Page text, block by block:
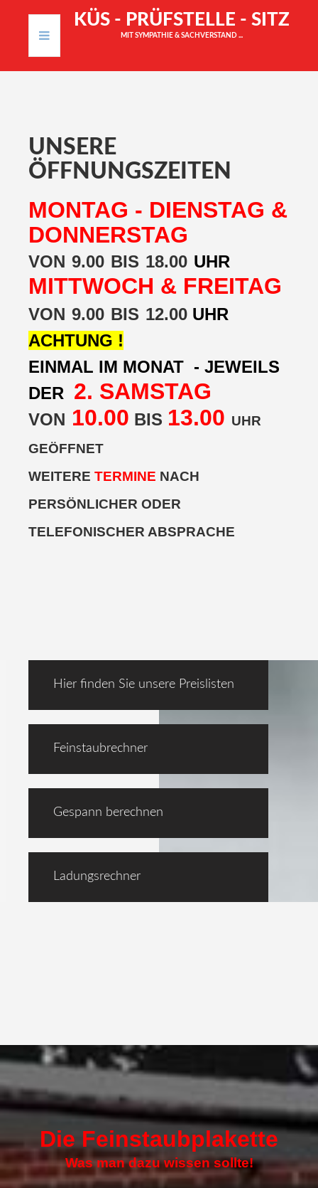
KÜS - PRÜ FST E LL E - S TZ
MIT SYMPATHIE & SACHVERSTAND ...
START
KONTAKT
IMPRESSUM
UNSERE
ÖFFNUNGSZEITEN
MONTAG - DIENSTAG &
DONNERSTAG
VON 9.00 BIS 18.00 UHR
MITTWOCH & FREITAG
VON 9.00 BIS 12.00 UHR
ACHTUNG !
EINMAL IM MONAT - JEWEILS
DER 2. SAMSTAG
VON 10.00 BIS 13.00 UHR
GEÖFFNET
WEITERE TERMINE NACH
PERSÖNLICHER ODER
TELEFONISCHER ABSPRACHE
Hier finden Sie unsere Preislisten
Feinstaubrechner
Gespann berechnen
Ladungsrechner
Die Feinstaubplakette
Was man dazu wissen sollte!